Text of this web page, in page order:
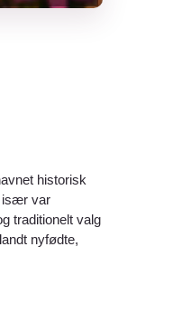
historisk
især var
traditionelt valg
nyfødte,